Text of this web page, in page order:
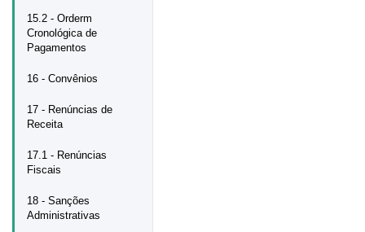
15.2 - Orderm
Cronológica de
Pagamentos
16 - Convênios
17 - Renúncias de
Receita
17.1 - Renúncias
Fiscais
18 - Sanções
Administrativas